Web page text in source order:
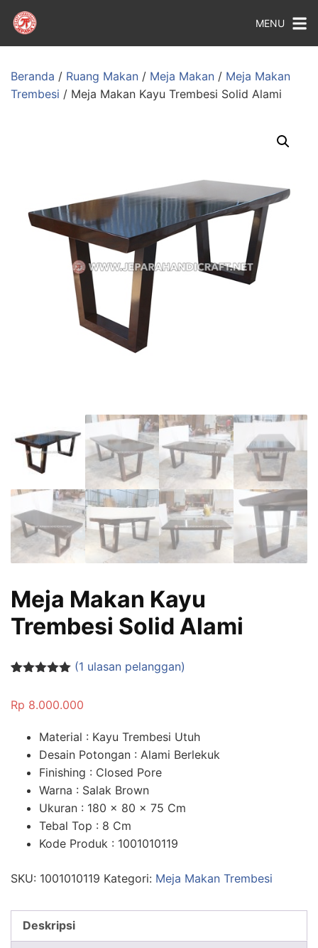
MENU
Beranda / Ruang Makan / Meja Makan / Meja Makan
Trembesi / Meja Makan Kayu Trembesi Solid Alami
Meja Makan Kayu
Trembesi Solid Alami
berdasarka
(1 ulasan pelanggan)
Rp 8.000.000
Material : Kayu Trembesi Utuh
Desain Potongan : Alami Berlekuk
Finishing : Closed Pore
Warna : Salak Brown
Ukuran : 180 x 80 x 75 Cm
Tebal Top : 8 Cm
Kode Produk : 1001010119
SKU: 1001010119 Kategori: Meja Makan Trembesi
Deskripsi